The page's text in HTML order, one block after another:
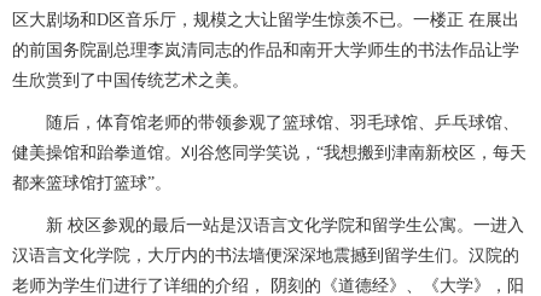
区大剧场和D区音乐厅，规模之大让留学生惊羡不已。一楼正 在展出
的前国务院副总理李岚清同志的作品和南开大学师生的书法作品让学
生欣赏到了中国传统艺术之美。
随后，体育馆老师的带领参观了篮球馆、羽毛球馆、乒乓球馆、
健美操馆和跆拳道馆。刈谷悠同学笑说，“我想搬到津南新校区，每天
都来篮球馆打篮球”。
新 校区参观的最后一站是汉语言文化学院和留学生公寓。一进入
汉语言文化学院，大厅内的书法墙便深深地震撼到留学生们。汉院的
老师为学生们进行了详细的介绍， 阴刻的《道德经》、《大学》，阳